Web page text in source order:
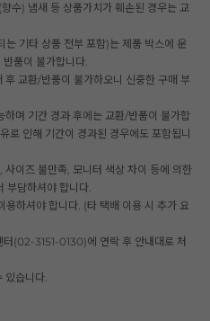
수) 냄새 등 상품가치가 훼손된 경우는 교
기타 상품 전부 포함)는 제품 박스에 운
품이 불가합니다.
교환/반품이 불가하오니 신중한 구매 부
며 기간 경과 후에는 교환/반품이 불가합
로 인해 기간이 경과된 경우에도 포함됩니
이즈 불만족, 모니터 색상 차이 등에 의한
부담하셔야 합니다.
하셔야 합니다. (타 택배 이용 시 추가 요
(02-3151-0130)에 연락 후 안내대로 처
있습니다.